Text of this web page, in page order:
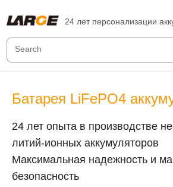
24 лет персонализации
Батарея LiFePO4
24 лет опыта в производстве
литий-ионных аккумуляторов
Максимальная надежность и
безопасность